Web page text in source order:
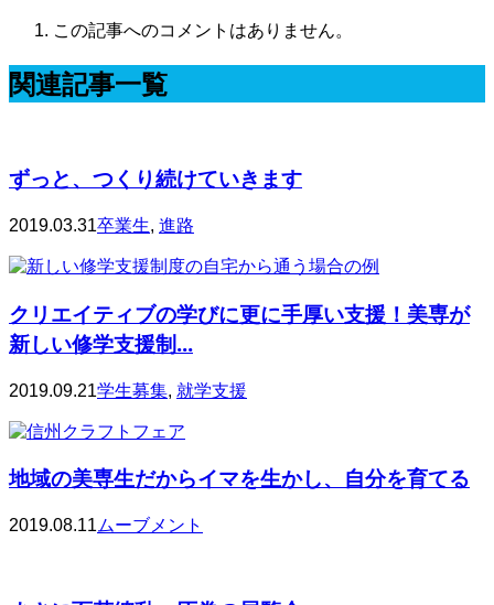
この記事へのコメントはありません。
関連記事一覧
ずっと、つくり続けていきます
2019.03.31卒業生, 進路
クリエイティブの学びに更に手厚い支援！美専が
新しい修学支援制...
2019.09.21学生募集, 就学支援
地域の美専生だからイマを生かし、自分を育てる
2019.08.11 ムーブメント